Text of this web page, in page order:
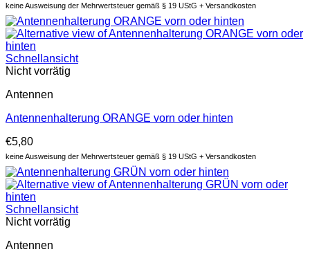
keine Ausweisung der Mehrwertsteuer gemäß § 19 UStG + Versandkosten
Schnellansicht
Nicht vorrätig
Antennen
Antennenhalterung ORANGE vorn oder hinten
€5,80
keine Ausweisung der Mehrwertsteuer gemäß § 19 UStG + Versandkosten
Schnellansicht
Nicht vorrätig
Antennen